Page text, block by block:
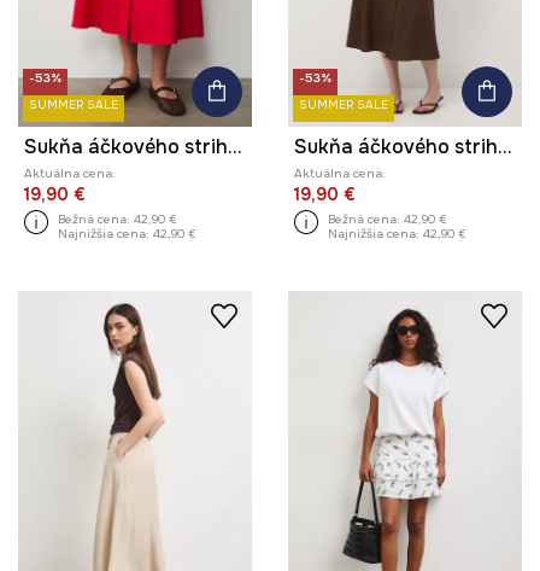
-53%
SUMMER SALE
Sukňa áčkového strihu s prímesou ľanu s opaskom
Aktuálna cena:
19,90 €
Bežná cena: 42,90 €
Najnižšia cena: 42,90 €
-53%
SUMMER SALE
Sukňa áčkového strihu s prímesou ľanu s opaskom
Aktuálna cena:
19,90 €
Bežná cena: 42,90 €
Najnižšia cena: 42,90 €